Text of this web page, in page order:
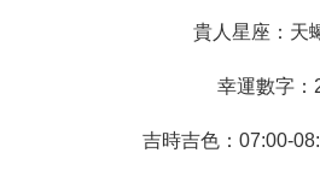
貴人星座：天
幸運數字：
吉時吉色：07:00-